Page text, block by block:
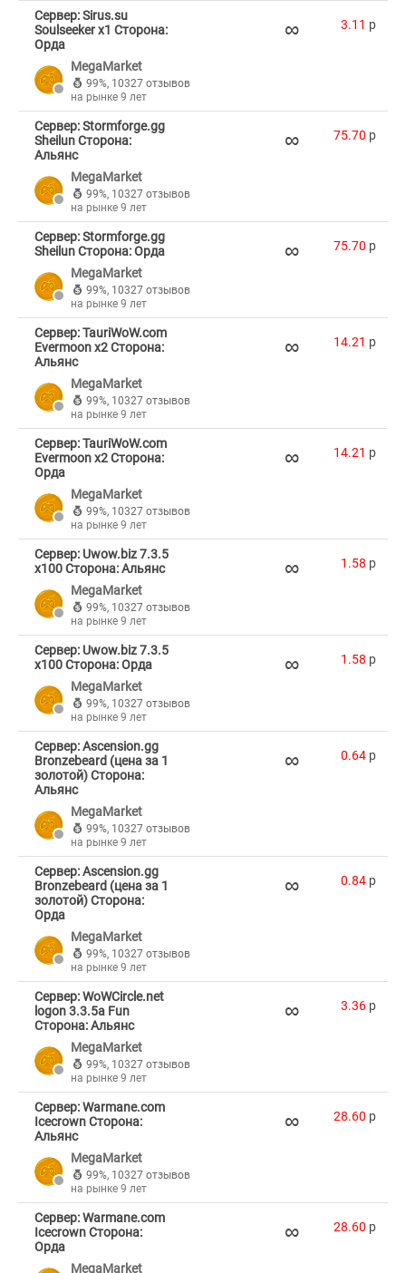
Сервер: Sirus.su
Soulseeker x1 Сторона:
Орда
MegaMarket
99%, 10327 отзывов
на рынке 9 лет
∞ 3.11 p
Сервер: Stormforge.gg
Sheilun Сторона:
Альянс
MegaMarket
99%, 10327 отзывов
на рынке 9 лет
∞ 75.70 p
Сервер: Stormforge.gg
Sheilun Сторона: Орда
MegaMarket
99%, 10327 отзывов
на рынке 9 лет
∞ 75.70 p
Сервер: TauriWoW.com
Evermoon x2 Сторона:
Альянс
MegaMarket
99%, 10327 отзывов
на рынке 9 лет
∞ 14.21 p
Сервер: TauriWoW.com
Evermoon x2 Сторона:
Орда
MegaMarket
99%, 10327 отзывов
на рынке 9 лет
∞ 14.21 p
Сервер: Uwow.biz 7.3.5
x100 Сторона: Альянс
MegaMarket
99%, 10327 отзывов
на рынке 9 лет
∞ 1.58 p
Сервер: Uwow.biz 7.3.5
x100 Сторона: Орда
MegaMarket
99%, 10327 отзывов
на рынке 9 лет
∞ 1.58 p
Сервер: Ascension.gg
Bronzebeard (цена за 1
золотой) Сторона:
Альянс
MegaMarket
99%, 10327 отзывов
на рынке 9 лет
∞ 0.64 p
Сервер: Ascension.gg
Bronzebeard (цена за 1
золотой) Сторона:
Орда
MegaMarket
99%, 10327 отзывов
на рынке 9 лет
∞ 0.84 p
Сервер: WoWCircle.net
logon 3.3.5a Fun
Сторона: Альянс
MegaMarket
99%, 10327 отзывов
на рынке 9 лет
∞ 3.36 p
Сервер: Warmane.com
Icecrown Сторона:
Альянс
MegaMarket
99%, 10327 отзывов
на рынке 9 лет
∞ 28.60 p
Сервер: Warmane.com
Icecrown Сторона:
Орда
MegaMarket
∞ 28.60 p